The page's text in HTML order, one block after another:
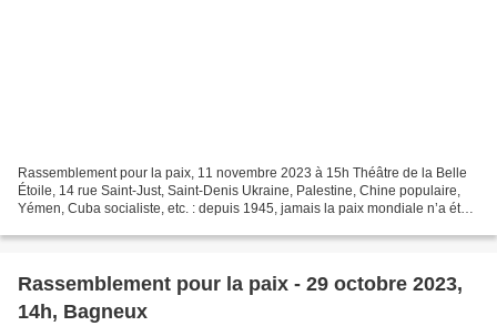
Rassemblement pour la paix, 11 novembre 2023 à 15h Théâtre de la Belle
Étoile, 14 rue Saint-Just, Saint-Denis Ukraine, Palestine, Chine populaire,
Yémen, Cuba socialiste, etc. : depuis 1945, jamais la paix mondiale n’a été
Rassemblement pour la paix - 29 octobre 2023,
14h, Bagneux